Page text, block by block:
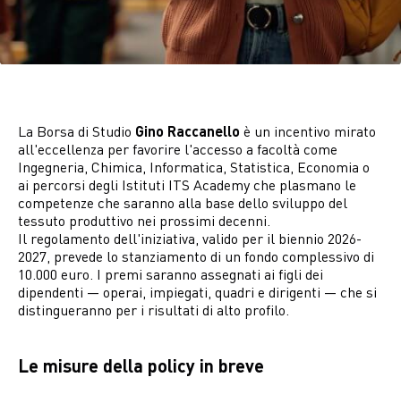
La Borsa di Studio Gino Raccanello è un incentivo mirato
all'eccellenza per favorire l'accesso a facoltà come
Ingegneria, Chimica, Informatica, Statistica, Economia o
ai percorsi degli Istituti ITS Academy che plasmano le
competenze che saranno alla base dello sviluppo del
tessuto produttivo nei prossimi decenni.
Il regolamento dell'iniziativa, valido per il biennio 2026-
2027, prevede lo stanziamento di un fondo complessivo di
10.000 euro. I premi saranno assegnati ai figli dei
dipendenti — operai, impiegati, quadri e dirigenti — che si
distingueranno per i risultati di alto profilo.
Le misure della policy in breve